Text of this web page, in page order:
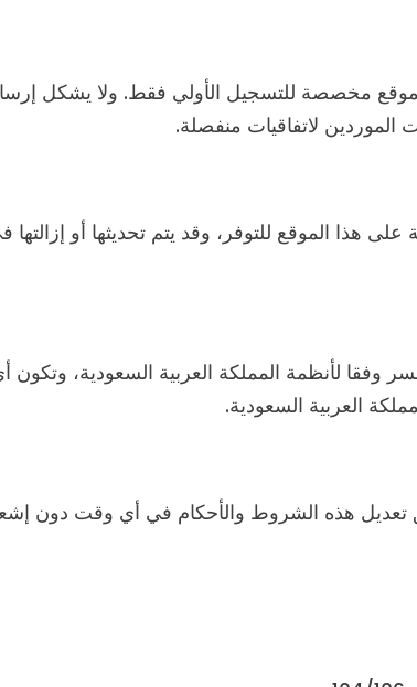
مخصصة للتسجيل الأولي فقط. ولا يشكل
الموردين لاتفاقيات منفصلة.
هذا الموقع للتوفر، وقد يتم تحديثها أو
وفقا لأنظمة المملكة العربية السعودية،
العربية السعودية.
هذه الشروط والأحكام في أي وقت دون